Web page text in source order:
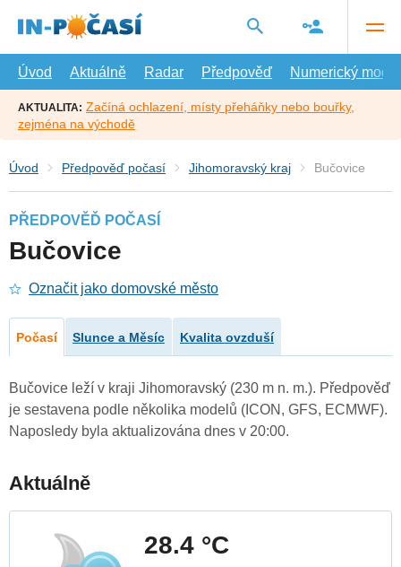
hlavní
Úvod
Aktuálně Radar Předpověď Numerický model
AKTUALITA: Začíná ochlazení, místy přeháňky nebo bouřky,
zejména na východě
Úvod Předpověď počasí Jihomoravský kraj Bučovice
PŘEDPOVĚĎ POČASÍ
Bučovice
Označit jako domovské město
Počasí Slunce a Měsíc Kvalita ovzduší
Bučovice leží v kraji Jihomoravský (230 m n. m.). Předpověď
je sestavena podle několika modelů (ICON, GFS, ECMWF).
Naposledy byla aktualizována dnes v 20:00.
Aktuálně
28.4 °C